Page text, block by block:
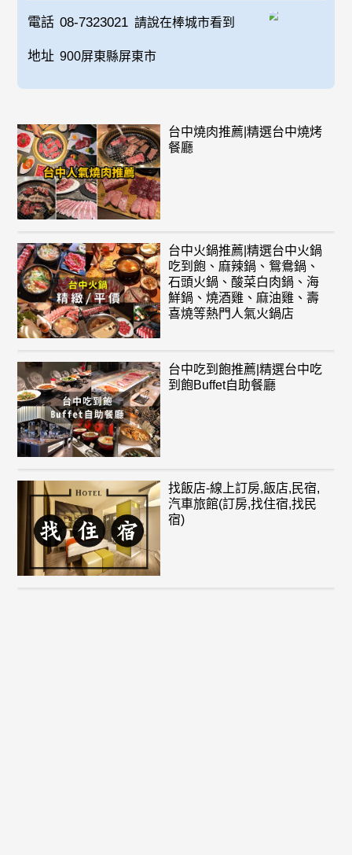
電話 08-7323021 請說在棒城市看到
地址 900屏東縣屏東市
台中燒肉推薦|精選台中燒烤
餐廳
台中火鍋推薦|精選台中火鍋
吃到飽、麻辣鍋、鴛鴦鍋、
石頭火鍋、酸菜白肉鍋、海
鮮鍋、燒酒雞、麻油雞、壽
喜燒等熱門人氣火鍋店
台中吃到飽推薦|精選台中吃
到飽Buffet自助餐廳
找飯店-線上訂房,飯店,民宿,
汽車旅館(訂房,找住宿,找民
宿)